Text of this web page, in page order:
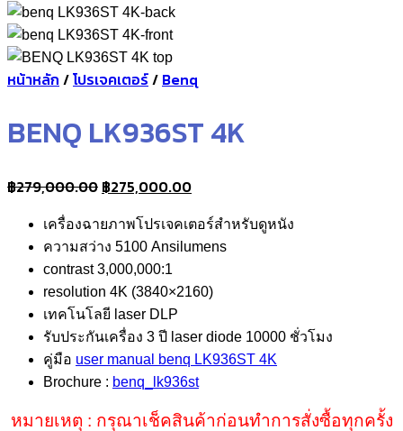
หน้าหลัก /โปรเจคเตอร์/ Benq
BENQ LK936ST 4K
฿279,000.00 Original
was:
฿279,000.00.
฿275,000.00Current
is:
฿275,000.00.
เครื่องฉายภาพโปรเจคเตอร์สำหรับดูหนัง
ความสว่าง 5100 Ansilumens
contrast 3,000,000:1
resolution 4K (3840×2160)
เทคโนโลยี laser DLP
รับประกันเครื่อง 3 ปี laser diode 10000 ชั่วโมง
คู่มือ user manual benq LK936ST 4K
Brochure : benq_lk936st
หมายเหตุ : กรุณาเช็คสินค้าก่อนทำการสั่งซื้อทุกครั้ง